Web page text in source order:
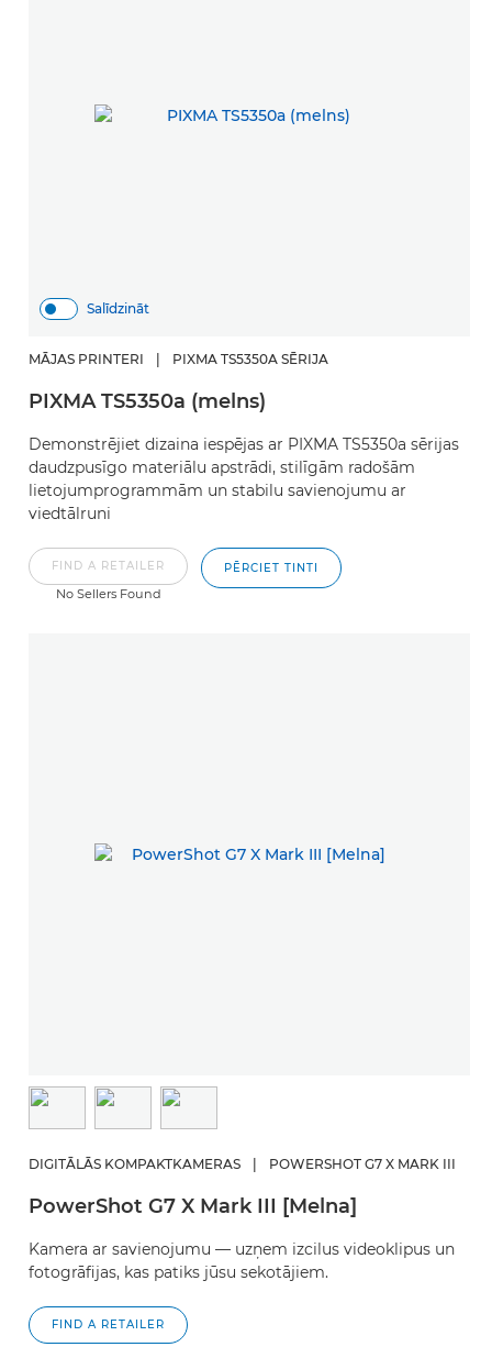
Salīdzināt
MĀJAS PRINTERI PIXMA TS5350A SĒRIJA
PIXMA TS5350a (melns)
Demonstrējiet dizaina iespējas ar PIXMA TS5350a sērijas
daudzpusīgo materiālu apstrādi, stilīgām radošām
lietojumprogrammām un stabilu savienojumu ar
viedtālruni
FIND A RETAILER
No Sellers Found
PĒRCIET TINTI
DIGITĀLĀS KOMPAKTKAMERAS POWERSHOT G7 X MARK III
PowerShot G7 X Mark III [Melna]
Kamera ar savienojumu — uzņem izcilus videoklipus un
fotogrāfijas, kas patiks jūsu sekotājiem.
FIND A RETAILER